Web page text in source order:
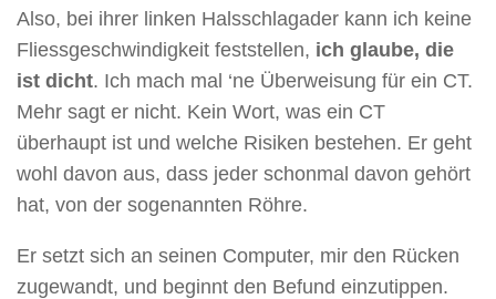
Also, bei ihrer linken Halsschlagader kann ich keine
Fliessgeschwindigkeit feststellen, ich glaube, die
ist dicht. Ich mach mal ‘ne Überweisung für ein CT.
Mehr sagt er nicht. Kein Wort, was ein CT
überhaupt ist und welche Risiken bestehen. Er geht
wohl davon aus, dass jeder schonmal davon gehört
hat, von der sogenannten Röhre.
Er setzt sich an seinen Computer, mir den Rücken
zugewandt, und beginnt den Befund einzutippen.